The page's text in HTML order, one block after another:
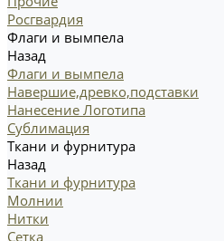
Росгвардия
Флаги и вымпела
Назад
Флаги и вымпела
Навершие,древко,подставки
Нанесение Логотипа
Сублимация
Ткани и фурнитура
Назад
Ткани и фурнитура
Молнии
Нитки
Сетка